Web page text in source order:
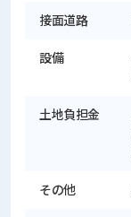
接面道路
設備
土地負担金
その他